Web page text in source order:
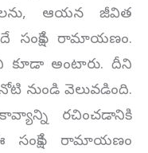
ఆయన జీవిత
ఇదే సంక్షేప రామాయణం.
అంటారు. దీని
నుండి వెలువడింది.
రచించడానికి
సంక్షేప రామాయణం